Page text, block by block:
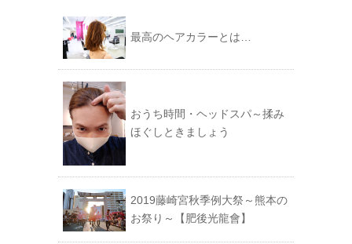
最高のヘアカラーとは…
おうち時間・ヘッドスパ～揉み
ほぐしときましょう
2019藤崎宮秋季例大祭～熊本の
お祭り～【肥後光龍會】